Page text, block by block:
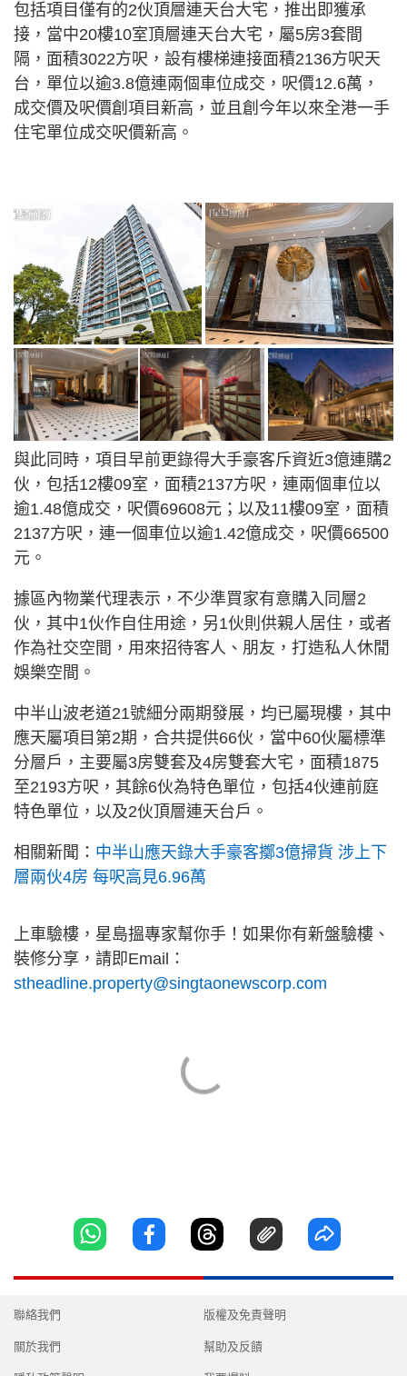
包括項目僅有的2伙頂層連天台大宅，推出即獲承
接，當中20樓10室頂層連天台大宅，屬5房3套間
隔，面積3022方呎，設有樓梯連接面積2136方呎天
台，單位以逾3.8億連兩個車位成交，呎價12.6萬，
成交價及呎價創項目新高，並且創今年以來全港一手
住宅單位成交呎價新高。
與此同時，項目早前更錄得大手豪客斥資近3億連購2
伙，包括12樓09室，面積2137方呎，連兩個車位以
逾1.48億成交，呎價69608元；以及11樓09室，面積
2137方呎，連一個車位以逾1.42億成交，呎價66500
元。
據區內物業代理表示，不少準買家有意購入同層2
伙，其中1伙作自住用途，另1伙則供親人居住，或者
作為社交空間，用來招待客人、朋友，打造私人休閒
娛樂空間。
中半山波老道21號細分兩期發展，均已屬現樓，其中
應天屬項目第2期，合共提供66伙，當中60伙屬標準
分層戶，主要屬3房雙套及4房雙套大宅，面積1875
至2193方呎，其餘6伙為特色單位，包括4伙連前庭
特色單位，以及2伙頂層連天台戶。
相關新聞： 中半山應天錄大手豪客擲3億掃貨 涉上下
層兩伙4房 每呎高見6.96萬
上車驗樓，星島搵專家幫你手！如果你有新盤驗樓、
裝修分享，請即Email：
stheadline.property@singtaonewscorp.com
聯絡我們
關於我們
版權及免責聲明
幫助及反饋